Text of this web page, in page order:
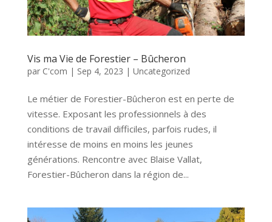
Vis ma Vie de Forestier – Bûcheron
par C'com | Sep 4, 2023 | Uncategorized
Le métier de Forestier-Bûcheron est en perte de
vitesse. Exposant les professionnels à des
conditions de travail difficiles, parfois rudes, il
intéresse de moins en moins les jeunes
générations. Rencontre avec Blaise Vallat,
Forestier-Bûcheron dans la région de...